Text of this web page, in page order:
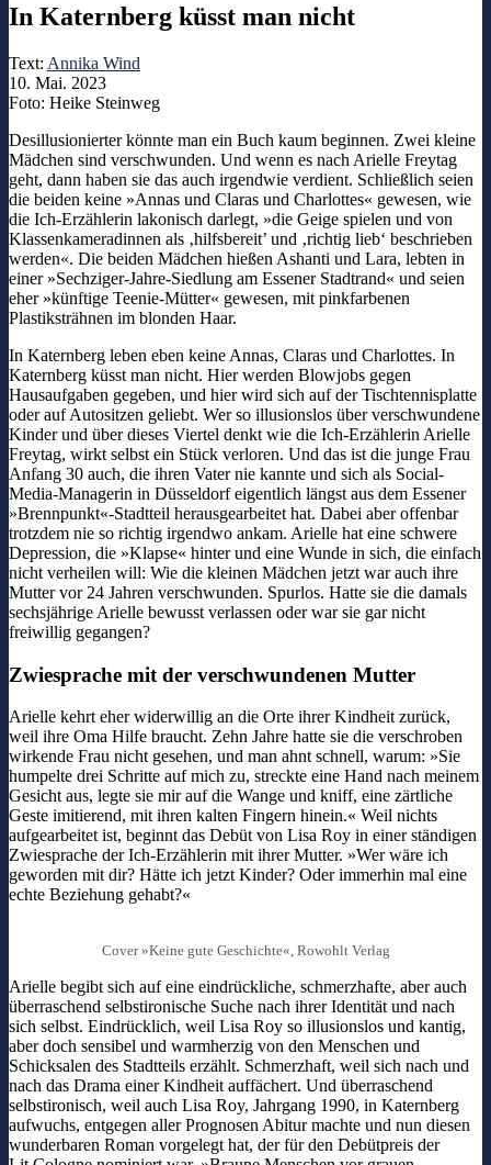
In Katernberg küsst man nicht
Text: Annika Wind
10. Mai. 2023
Foto: Heike Steinweg
Desillusionierter könnte man ein Buch kaum beginnen. Zwei kleine
Mädchen sind verschwunden. Und wenn es nach Arielle Freytag
geht, dann haben sie das auch irgendwie verdient. Schließlich seien
die beiden keine »Annas und Claras und Charlottes« gewesen, wie
die Ich-Erzählerin lakonisch darlegt, »die Geige spielen und von
Klassenkameradinnen als ‚hilfsbereit’ und ‚richtig lieb‘ beschrieben
werden«. Die beiden Mädchen hießen Ashanti und Lara, lebten in
einer »Sechziger-Jahre-Siedlung am Essener Stadtrand« und seien
eher »künftige Teenie-Mütter« gewesen, mit pinkfarbenen
Plastiksträhnen im blonden Haar.
In Katernberg leben eben keine Annas, Claras und Charlottes. In
Katernberg küsst man nicht. Hier werden Blowjobs gegen
Hausaufgaben gegeben, und hier wird sich auf der Tischtennisplatte
oder auf Autositzen geliebt. Wer so illusionslos über verschwundene
Kinder und über dieses Viertel denkt wie die Ich-Erzählerin Arielle
Freytag, wirkt selbst ein Stück verloren. Und das ist die junge Frau
Anfang 30 auch, die ihren Vater nie kannte und sich als Social-
Media-Managerin in Düsseldorf eigentlich längst aus dem Essener
»Brennpunkt«-Stadtteil herausgearbeitet hat. Dabei aber offenbar
trotzdem nie so richtig irgendwo ankam. Arielle hat eine schwere
Depression, die »Klapse« hinter und eine Wunde in sich, die einfach
nicht verheilen will: Wie die kleinen Mädchen jetzt war auch ihre
Mutter vor 24 Jahren verschwunden. Spurlos. Hatte sie die damals
sechsjährige Arielle bewusst verlassen oder war sie gar nicht
freiwillig gegangen?
Zwiesprache mit der verschwundenen Mutter
Arielle kehrt eher widerwillig an die Orte ihrer Kindheit zurück,
weil ihre Oma Hilfe braucht. Zehn Jahre hatte sie die verschroben
wirkende Frau nicht gesehen, und man ahnt schnell, warum: »Sie
humpelte drei Schritte auf mich zu, streckte eine Hand nach meinem
Gesicht aus, legte sie mir auf die Wange und kniff, eine zärtliche
Geste imitierend, mit ihren kalten Fingern hinein.« Weil nichts
aufgearbeitet ist, beginnt das Debüt von Lisa Roy in einer ständigen
Zwiesprache der Ich-Erzählerin mit ihrer Mutter. »Wer wäre ich
geworden mit dir? Hätte ich jetzt Kinder? Oder immerhin mal eine
echte Beziehung gehabt?«
Cover »Keine gute Geschichte«, Rowohlt Verlag
Arielle begibt sich auf eine eindrückliche, schmerzhafte, aber auch
überraschend selbstironische Suche nach ihrer Identität und nach
sich selbst. Eindrücklich, weil Lisa Roy so illusionslos und kantig,
aber doch sensibel und warmherzig von den Menschen und
Schicksalen des Stadtteils erzählt. Schmerzhaft, weil sich nach und
nach das Drama einer Kindheit auffächert. Und überraschend
selbstironisch, weil auch Lisa Roy, Jahrgang 1990, in Katernberg
aufwuchs, entgegen aller Prognosen Abitur machte und nun diesen
wunderbaren Roman vorgelegt hat, der für den Debütpreis der